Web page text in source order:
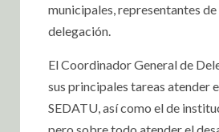
municipales, representantes
delegación.
El Coordinador General de
sus principales tareas atender
SEDATU, así como el de